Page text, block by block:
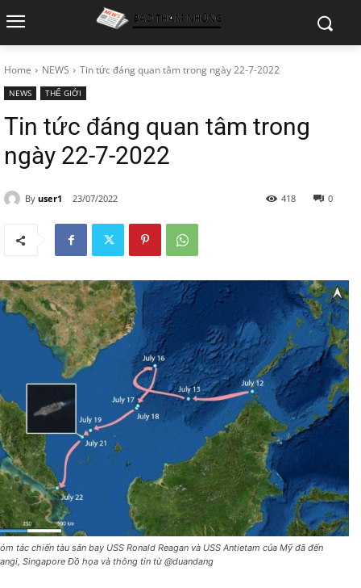
Home NEWS Tin tức đáng quan tâm trong ngày 22-7-2022
NEWS THẾ GIỚI
Tin tức đáng quan tâm trong
ngày 22-7-2022
By user1 23/07/2022 0
418
tác chiến tàu sân bay USS Ronald Reagan và USS Antietam của Mỹ đã đến
Singapore Đồ họa và thông tin từ @duandang